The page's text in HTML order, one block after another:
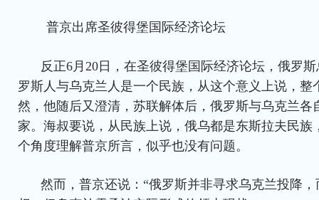
普京出席圣彼得堡国际经济论坛
反正6月20日，在圣彼得堡国际经济论坛，俄罗
罗斯人与乌克兰人是一个民族，从这个意义上说，整
然，他随后又澄清，苏联解体后，俄罗斯与乌克兰各
家。海叔要说，从民族上说，俄乌都是东斯拉夫民族
个角度理解普京所言，似乎也没有问题。
然而，普京还说：“俄罗斯并非寻求乌克兰投降